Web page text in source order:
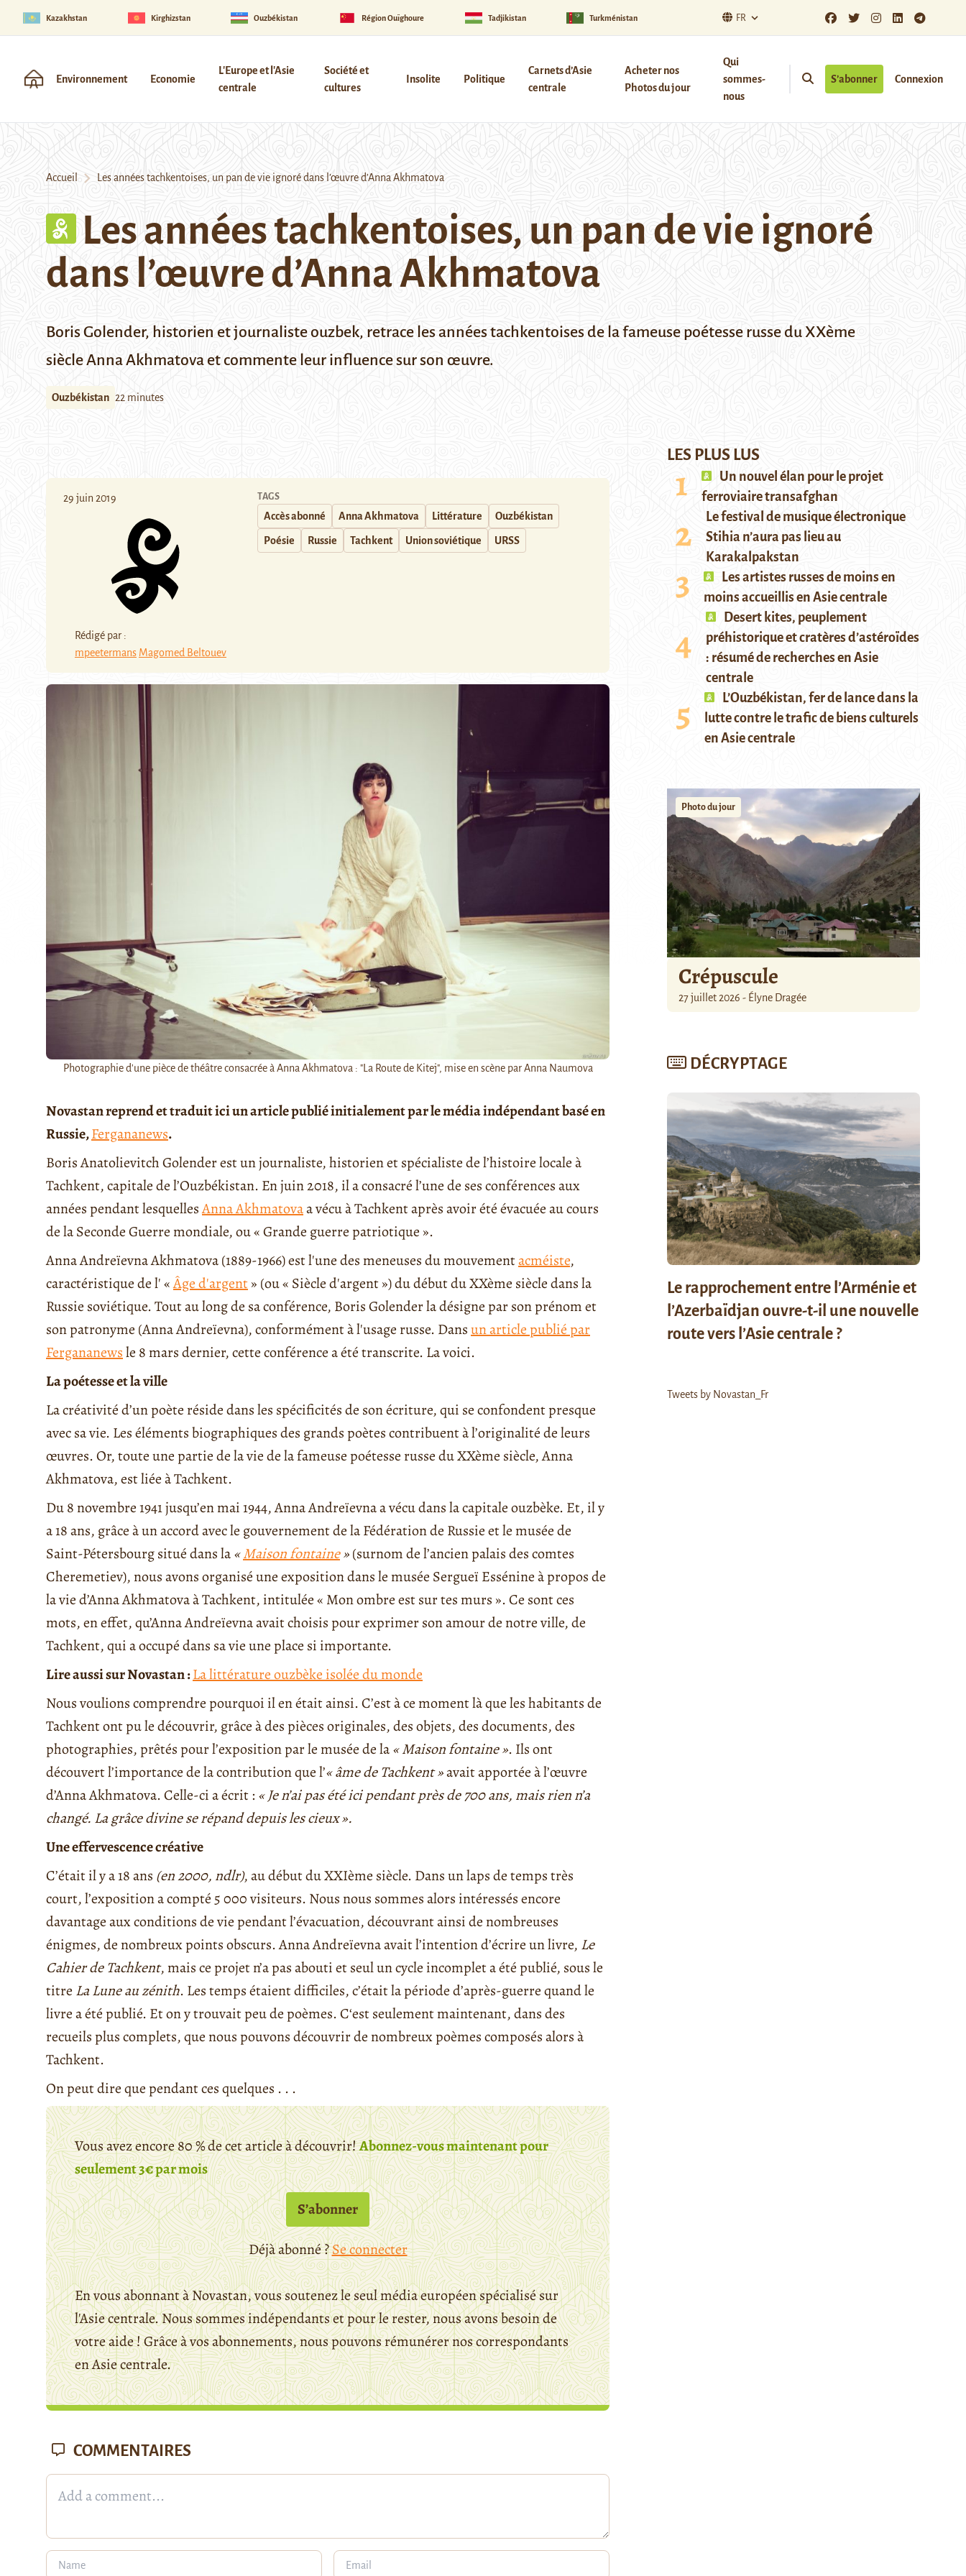
Kazakhstan Kirghizstan Ouzbékistan Région Ouïghoure Tadjikistan Turkménistan FR
Environnement Economie
L'Europe et l'Asie
centrale
Société et
cultures
Insolite Politique
Carnets d’Asie
centrale
Acheter nos
Photos du jour
Qui
sommes-
nous
S’abonner Connexion
Accueil Les années tachkentoises, un pan de vie ignoré dans l’œuvre d’Anna Akhmatova
Les années tachkentoises, un pan de vie ignoré
dans l’œuvre d’Anna Akhmatova
Boris Golender, historien et journaliste ouzbek, retrace les années tachkentoises de la fameuse poétesse russe du XXème
siècle Anna Akhmatova et commente leur influence sur son œuvre.
Ouzbékistan 22 minutes
29 juin 2019
Rédigé par :
mpeetermans Magomed Beltouev
TAGS
Accès abonné Anna Akhmatova Littérature Ouzbékistan
Poésie Russie Tachkent Union soviétique URSS
Photographie d'une pièce de théâtre consacrée à Anna Akhmatova : "La Route de Kitej", mise en scène par Anna Naumova
Novastan reprend et traduit ici un article publié initialement par le média indépendant basé en
Russie,Fergananews.
Boris Anatolievitch Golender est un journaliste, historien et spécialiste de l’histoire locale à
Tachkent, capitale de l’Ouzbékistan. En juin 2018, il a consacré l’une de ses conférences aux
années pendant lesquellesAnna Akhmatovaa vécu à Tachkent après avoir été évacuée au cours
de la Seconde Guerre mondiale, ou « Grande guerre patriotique ».
Anna Andreïevna Akhmatova (1889-1966) est l'une des meneuses du mouvementacméiste,
caractéristique de l' «Âge d'argent» (ou « Siècle d'argent ») du début du XXème siècle dans la
Russie soviétique. Tout au long de sa conférence, Boris Golender la désigne par son prénom et
son patronyme (Anna Andreïevna), conformément à l'usage russe. Dansun article publié par
Fergananewsle 8 mars dernier, cette conférence a été transcrite. La voici.
La poétesse et la ville
La créativité d’un poète réside dans les spécificités de son écriture, qui se confondent presque
avec sa vie. Les éléments biographiques des grands poètes contribuent à l’originalité de leurs
œuvres. Or, toute une partie de la vie de la fameuse poétesse russe du XXème siècle, Anna
Akhmatova, est liée à Tachkent.
Du 8 novembre 1941 jusqu’en mai 1944, Anna Andreïevna a vécu dans la capitale ouzbèke. Et, il y
a 18 ans, grâce à un accord avec le gouvernement de la Fédération de Russie et le musée de
Saint-Pétersbourg situé dans la«Maison fontaine»(surnom de l’ancien palais des comtes
Cheremetiev), nous avons organisé une exposition dans le musée Sergueï Essénine à propos de
la vie d’Anna Akhmatova à Tachkent, intitulée « Mon ombre est sur tes murs ». Ce sont ces
mots, en effet, qu’Anna Andreïevna avait choisis pour exprimer son amour de notre ville, de
Tachkent, qui a occupé dans sa vie une place si importante.
Lire aussi sur Novastan :La littérature ouzbèke isolée du monde
Nous voulions comprendre pourquoi il en était ainsi. C’est à ce moment là que les habitants de
Tachkent ont pu le découvrir, grâce à des pièces originales, des objets, des documents, des
photographies, prêtés pour l’exposition par le musée de la« Maison fontaine ». Ils ont
découvert l’importance de la contribution que l’« âme de Tachkent »avait apportée à l’œuvre
d’Anna Akhmatova. Celle-ci a écrit : « Je n’ai pas été ici pendant près de 700 ans, mais rien n’a
changé. La grâce divine se répand depuis les cieux ».
Une effervescence créative
C’était il y a 18 ans (en 2000, ndlr), au début du XXIème siècle. Dans un laps de temps très
court, l’exposition a compté 5 000 visiteurs. Nous nous sommes alors intéressés encore
davantage aux conditions de vie pendant l’évacuation, découvrant ainsi de nombreuses
énigmes, de nombreux points obscurs. Anna Andreïevna avait l’intention d’écrire un livre, Le
Cahier de Tachkent, mais ce projet n’a pas abouti et seul un cycle incomplet a été publié, sous le
titre La Lune au zénith. Les temps étaient difficiles, c’était la période d’après-guerre quand le
livre a été publié. Et on y trouvait peu de poèmes. C‘est seulement maintenant, dans des
recueils plus complets, que nous pouvons découvrir de nombreux poèmes composés alors à
Tachkent.
On peut dire que pendant ces quelques . . .
Vous avez encore 80 % de cet article à découvrir!Abonnez-vous maintenant pour
seulement 3€ par mois
S’abonner
Déjà abonné ?Se connecter
En vous abonnant à Novastan, vous soutenez le seul média européen spécialisé sur
l'Asie centrale. Nous sommes indépendants et pour le rester, nous avons besoin de
votre aide ! Grâce à vos abonnements, nous pouvons rémunérer nos correspondants
en Asie centrale.
LES PLUS LUS
Un nouvel élan pour le projet
ferroviaire transafghan
Le festival de musique électronique
Stihia n’aura pas lieu au
Karakalpakstan
Les artistes russes de moins en
moins accueillis en Asie centrale
Desert kites, peuplement
préhistorique et cratères d’astéroïdes
: résumé de recherches en Asie
centrale
L’Ouzbékistan, fer de lance dans la
lutte contre le trafic de biens culturels
en Asie centrale
Photo du jour
Crépuscule
27 juillet 2026 - Élyne Dragée
DÉCRYPTAGE
Le rapprochement entre l’Arménie et
l’Azerbaïdjan ouvre-t-il une nouvelle
route vers l’Asie centrale ?
Tweets by Novastan_Fr
COMMENTAIRES